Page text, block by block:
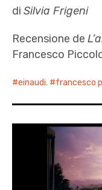
diSilvia Frigeni
Recensione de
Francesco
einaudi, francesco